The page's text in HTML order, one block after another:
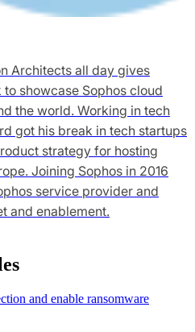
Architects all day gives
showcase Sophos cloud
the world. Working in tech
got his break in tech startups
strategy for hosting
Joining Sophos in 2016
service provider and
and enablement.